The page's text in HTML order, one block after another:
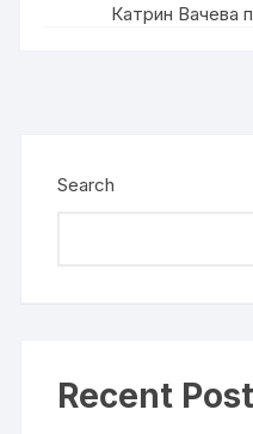
Катрин Вачева
Search
Recent